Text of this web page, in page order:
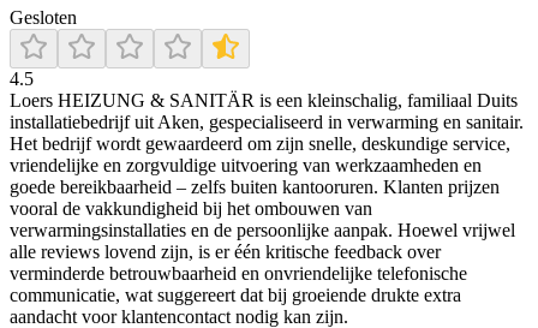
Gesloten
4.5
Loers HEIZUNG & SANITÄR is een kleinschalig, familiaal Duits
installatiebedrijf uit Aken, gespecialiseerd in verwarming en sanitair.
Het bedrijf wordt gewaardeerd om zijn snelle, deskundige service,
vriendelijke en zorgvuldige uitvoering van werkzaamheden en
goede bereikbaarheid – zelfs buiten kantooruren. Klanten prijzen
vooral de vakkundigheid bij het ombouwen van
verwarmingsinstallaties en de persoonlijke aanpak. Hoewel vrijwel
alle reviews lovend zijn, is er één kritische feedback over
verminderde betrouwbaarheid en onvriendelijke telefonische
communicatie, wat suggereert dat bij groeiende drukte extra
aandacht voor klantencontact nodig kan zijn.